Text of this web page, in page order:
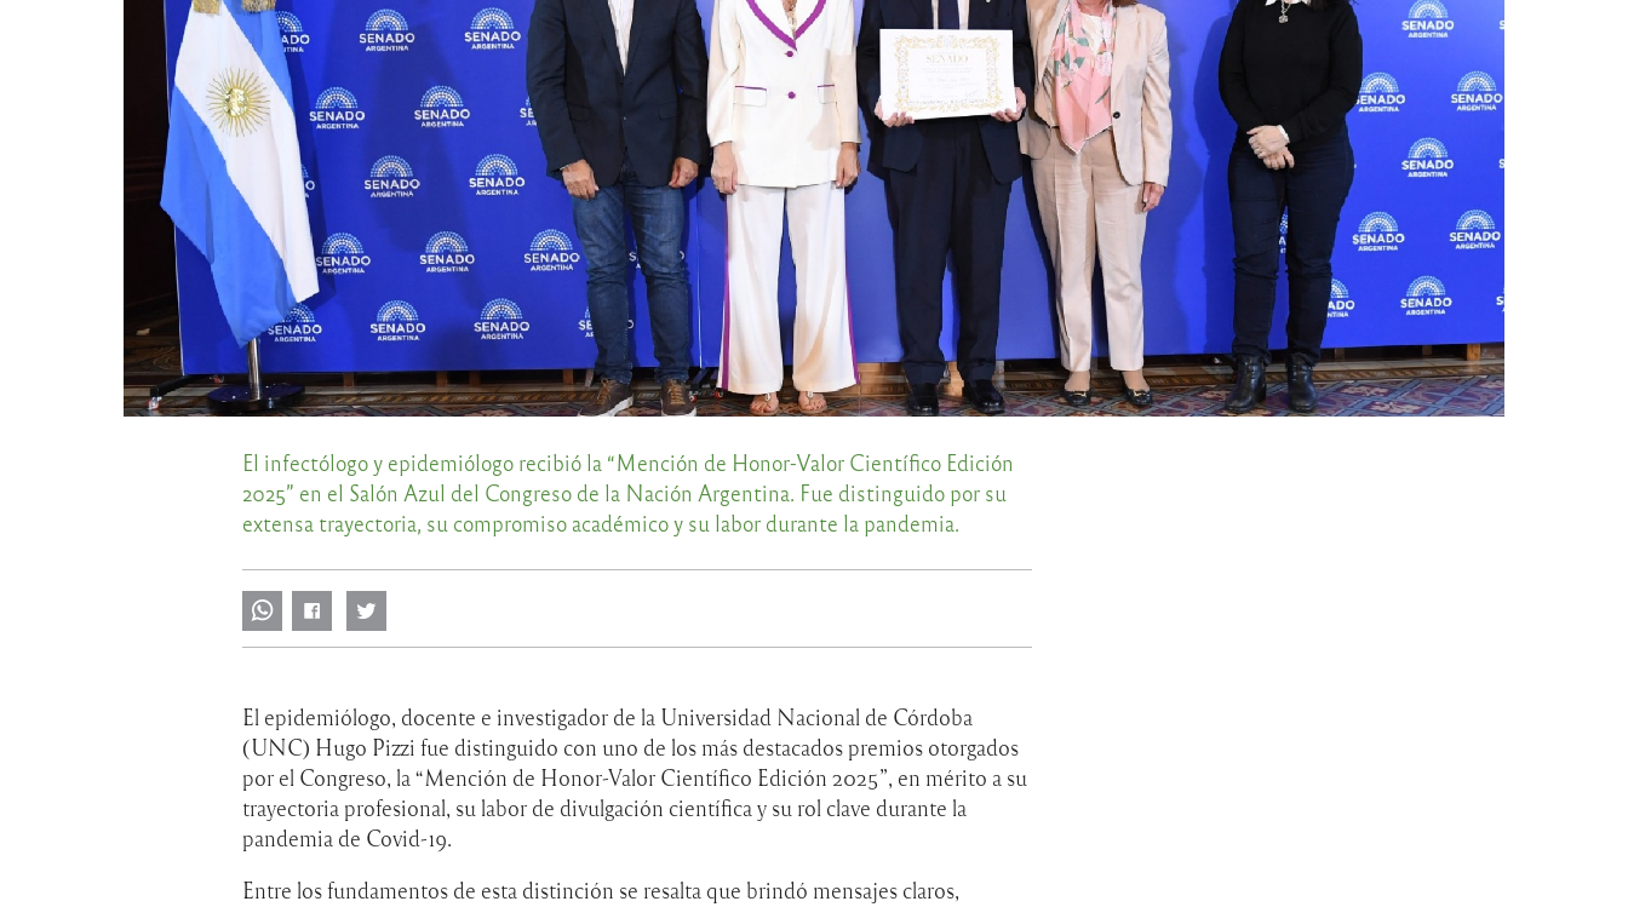
El infectólogo y epidemiólogo recibió la “Mención de Honor-Valor Científico Edición
2025” en el Salón Azul del Congreso de la Nación Argentina. Fue distinguido por su
extensa trayectoria, su compromiso académico y su labor durante la pandemia.
El epidemiólogo, docente e investigador de la Universidad Nacional de Córdoba
(UNC) Hugo Pizzi fue distinguido con uno de los más destacados premios otorgados
por el Congreso, la “Mención de Honor-Valor Científico Edición 2025”, en mérito a su
trayectoria profesional, su labor de divulgación científica y su rol clave durante la
pandemia de Covid-19.
Entre los fundamentos de esta distinción se resalta que brindó mensajes claros,